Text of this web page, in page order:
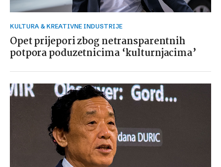
KULTURA & KREATIVNE INDUSTRIJE
Opet prijepori zbog netransparentnih
potpora poduzetnicima ‘kulturnjacima’